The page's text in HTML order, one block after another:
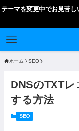
テーマを変更中でお見苦
ホーム SEO
DNSのTXT
する方法
SEO